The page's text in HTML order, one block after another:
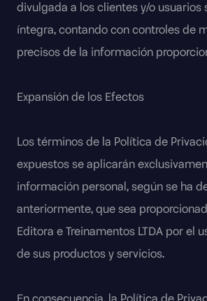
divulgada a los clientes y/o usuarios
íntegra, contando con controles de
precisos de la información
Expansión de los Efectos
Los términos de la Política de
expuestos se aplicarán
información personal, según se ha
anteriormente, que sea
Editora e Treinamentos LTDA por el
de sus productos y servicios.